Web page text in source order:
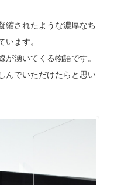
縮されたような濃厚なち
います。
が湧いてくる物語です。
んでいただけたらと思い